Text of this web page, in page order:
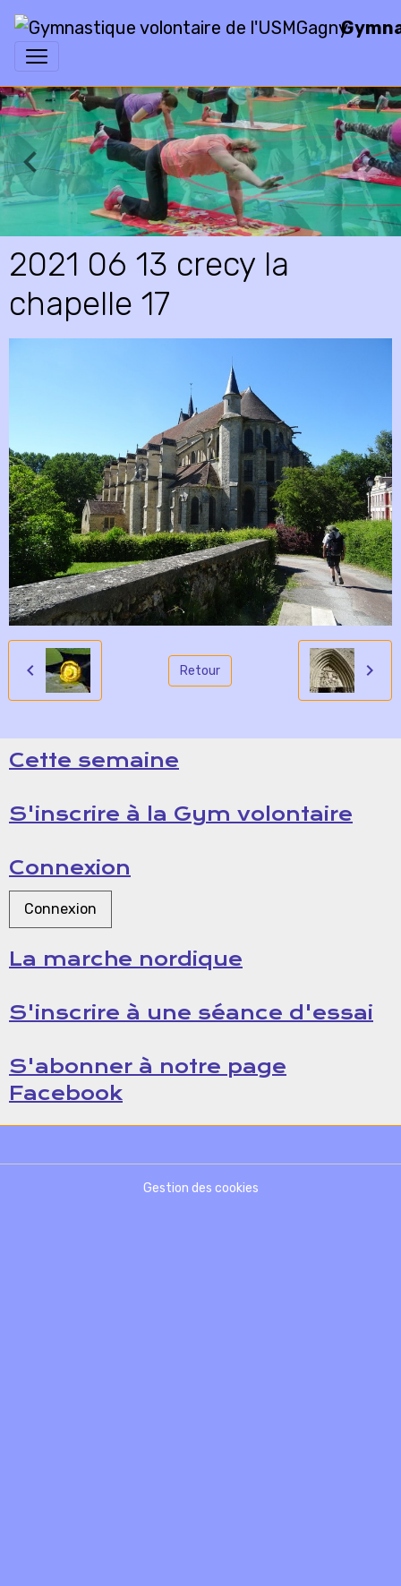
2021 06 13 crecy la
chapelle 17
Retour
Cette semaine
S'inscrire à la Gym volontaire
Connexion
Connexion
La marche nordique
S'inscrire à une séance d'essai
S'abonner à notre page
Facebook
Gestion des cookies